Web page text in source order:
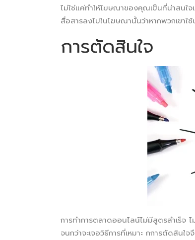
ไม่ใช่แค่ทำให้โฆษณาของคุณเป็นที่น่าสนใ
สื่อสารลงไปในโฆษณานั้นว่าหากพวกเขา
การตัดสินใจ
การทำการตลาดออนไลน์ไม่มีสูตรสำเร็
จนกว่าจะเจอวิธีการที่เหมาะ กการตัดสิน